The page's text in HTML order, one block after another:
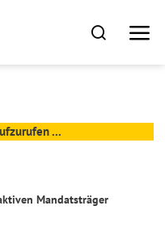
...
Mandatsträger